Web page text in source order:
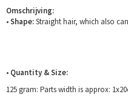
Omschrijving:
•Shape:Straight hair, which also
• Quantity & Size:
125 gram: Parts width is approx: